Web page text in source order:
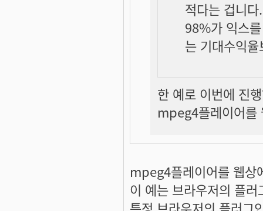
적다는 겁니다.
98%가 익스
는 기대수익
한 예로 이번에 진
mpeg4플레이어를
mpeg4플레이어를 웹상
이 예는 브라우저의 플